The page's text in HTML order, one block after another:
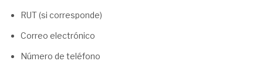
RUT (si corresponde)
Correo electrónico
Número de teléfono